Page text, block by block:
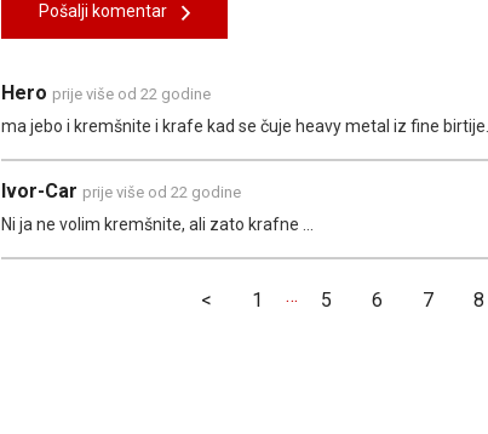
Pošalji komentar
Hero prije više od 22 godine
ma jebo i kremšnite i krafe kad se čuje heavy metal iz fine birtije...
Ivor-Car prije više od 22 godine
Ni ja ne volim kremšnite, ali zato krafne ...
< 1 … 5 6 7 8